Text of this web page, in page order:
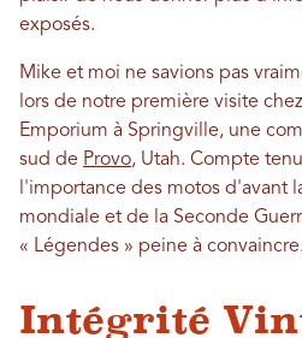
exposés.
Mike et moi ne savions pas
lors de notre première visite
Emporium à Springville, une
sud de Provo, Utah. Compte
l'importance des motos d'avant
mondiale et de la Seconde
« Légendes » peine à convaincre.
Intégrité